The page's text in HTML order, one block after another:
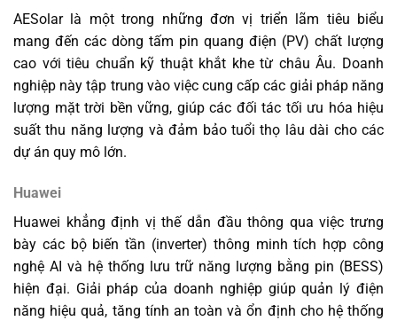
AESolar là một trong những đơn vị triển lãm tiêu biểu
mang đến các dòng tấm pin quang điện (PV) chất lượng
cao với tiêu chuẩn kỹ thuật khắt khe từ châu Âu. Doanh
nghiệp này tập trung vào việc cung cấp các giải pháp năng
lượng mặt trời bền vững, giúp các đối tác tối ưu hóa hiệu
suất thu năng lượng và đảm bảo tuổi thọ lâu dài cho các
dự án quy mô lớn.
Huawei
Huawei khẳng định vị thế dẫn đầu thông qua việc trưng
bày các bộ biến tần (inverter) thông minh tích hợp công
nghệ AI và hệ thống lưu trữ năng lượng bằng pin (BESS)
hiện đại. Giải pháp của doanh nghiệp giúp quản lý điện
năng hiệu quả, tăng tính an toàn và ổn định cho hệ thống